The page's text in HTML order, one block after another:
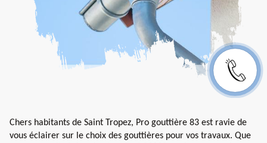
Chers habitants de Saint Tropez, Pro gouttière 83 est ravie de
vous éclairer sur le choix des gouttières pour vos travaux. Que